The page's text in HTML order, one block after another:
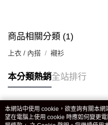
商品相關分類 (1)
上衣 / 內搭 襯衫
本分類熱銷全站排行
熱門標籤
本網站中使用 cookie，欲查詢有關本
望在電腦上使用 cookie 時應如何變更